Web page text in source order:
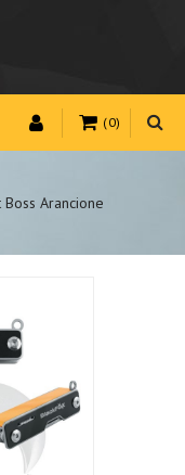
(0)
Arancione